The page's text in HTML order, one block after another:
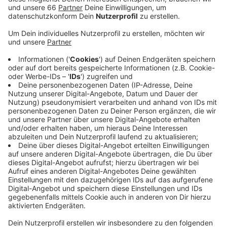
Veröffentlicht:Dienstag, 07.01.2020 16:51
Anzeige
Für viele unserer Hörer gehörte der obligatorische
Burger nach einem Kinobesuch direkt gegenüber früher
dazu. Viele schreiben vor allem von Kindheits- und
Jugenderinnerungen. Arndt und Ute haben zum Beispiel
hatten dort sogar ihren ersten Hamburger. Ob wir in
Zukunft an der Ecke wieder etwas zu Essen
bekommen, ist noch unklar. Bisher gibt es noch keine
Pläne für ein neues Lokal oder Geschäft. Laut der
Immobilien- und Standortgemeinschaft Graf-Adolf-
Straße sollte in das Gebäude auf keinen Fall wieder ein
Hotel, wie es vor langer Zeit der Fall war. Neue